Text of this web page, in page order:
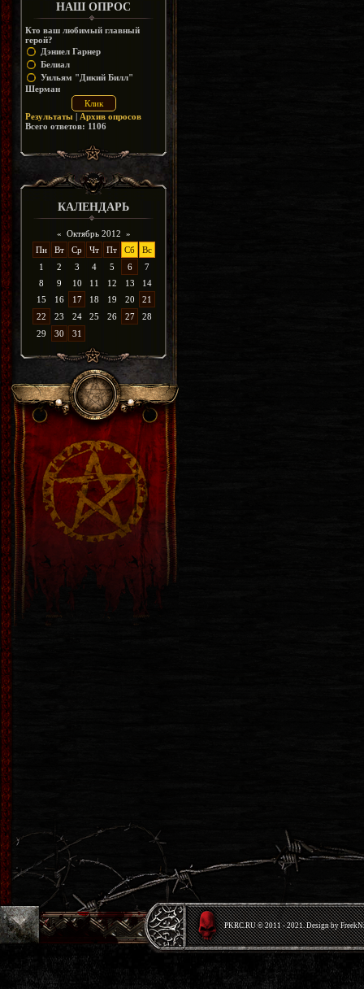
НАШ ОПРОС
Кто ваш любимый главный
герой?
Дэниел Гарнер
Белиал
Уильям "Дикий Билл"
Шерман
Результаты | Архив опросов
Всего ответов: 1106
КАЛЕНДАРЬ
« Октябрь 2012 »
Пн
Вт Ср Чт Пт Сб
Вс
1
2 3 4 5 6
7
8
9 10 11 12 13
14
15
16 17 18 19 20
21
22
23 24 25 26 27
28
29
30 31
PKRС.RU © 2011 - 2021. Design by